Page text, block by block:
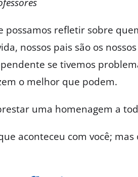
possamos refletir sobre
nossos pais são os
se tivemos
o melhor que podem.
uma homenagem a
aconteceu com você;